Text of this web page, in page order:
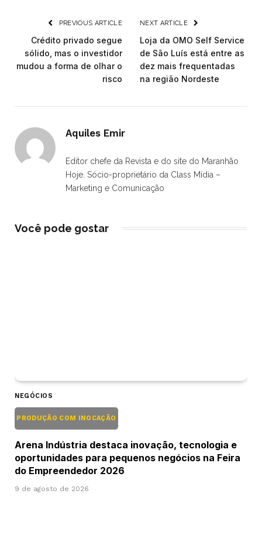
PREVIOUS ARTICLE
Crédito privado segue
sólido, mas o investidor
mudou a forma de olhar o
risco
NEXT ARTICLE
Loja da OMO Self Service
de São Luís está entre as
dez mais frequentadas
na região Nordeste
Aquiles Emir
Editor chefe da Revista e do site do Maranhão
Hoje. Sócio-proprietário da Class Mídia –
Marketing e Comunicação
Você pode gostar
NEGÓCIOS
PRODUÇÃO COM INOCAÇÃO
Arena Indústria destaca inovação, tecnologia e
oportunidades para pequenos negócios na Feira
do Empreendedor 2026
9 de agosto de 2026